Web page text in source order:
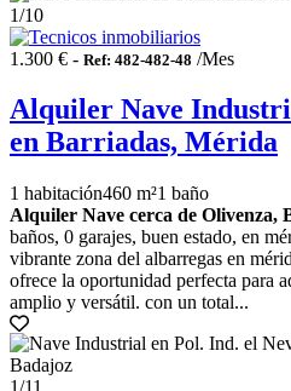
1/10
1.300 € - Ref: 482-482-48 /Mes
Alquiler Nave
en Barriadas, Mérida
1 habitación460 m²1 baño
Alquiler Nave cerca de Olivenza,
baños, 0 garajes, buen estado, en
vibrante zona del albarregas en
ofrece la oportunidad perfecta para
amplio y versátil. con un total...